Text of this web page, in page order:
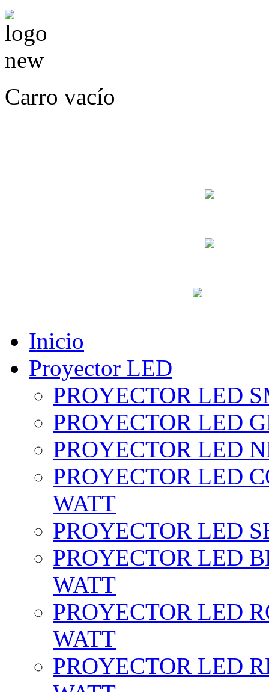
Carro vacío
Inicio
Proyector LED
PROYECTOR LED
PROYECTOR LED
PROYECTOR LED
PROYECTOR LED
WATT
PROYECTOR LED
PROYECTOR LED
WATT
PROYECTOR LED
WATT
PROYECTOR LED